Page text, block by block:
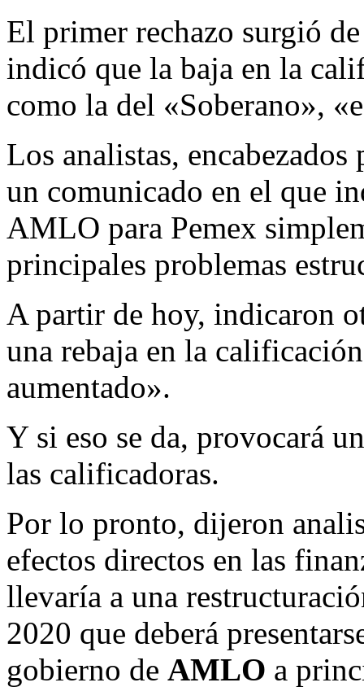
El primer rechazo surgió
indicó que la baja en la
como la del «Soberano»,
Los analistas,
un comunicado en el que
AMLO para Pemex
principales problemas
A partir de hoy, indicaron
una rebaja en la
aumentado».
Y si eso se da, provocará
las calificadoras.
Por lo pronto, dijeron
efectos directos en las
llevaría a una
2020 que deberá
gobierno de AMLO a